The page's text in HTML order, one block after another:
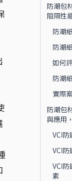
防潮包
阻隔性
防潮
防潮
如何
防潮
實際
防潮包
與應用
VCI
VCI
VCI
素